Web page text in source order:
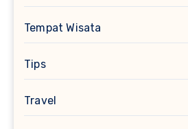
Tempat Wisata
Tips
Travel